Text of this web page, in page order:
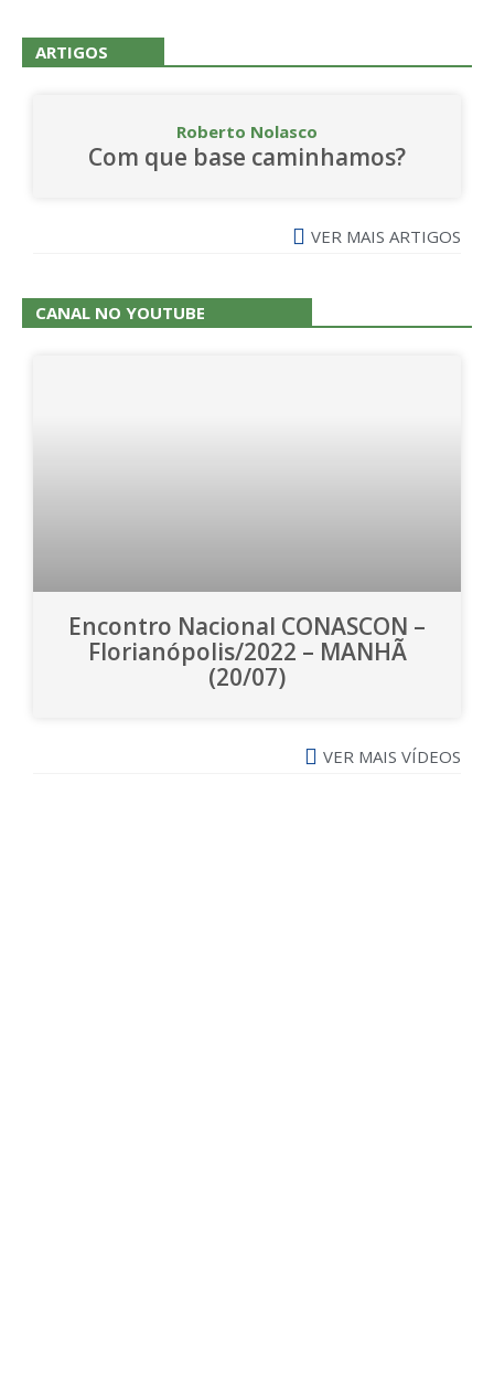
ARTIGOS
Roberto Nolasco
Com que base caminhamos?
VER MAIS ARTIGOS
CANAL NO YOUTUBE
Encontro Nacional CONASCON –
Florianópolis/2022 – MANHÃ
(20/07)
VER MAIS VÍDEOS